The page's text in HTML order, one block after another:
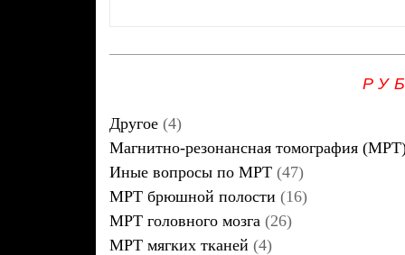
Другое (4)
Магнитно-резонансная томография
Иные вопросы по МРТ (47)
МРТ брюшной полости (16)
МРТ головного мозга (26)
МРТ мягких тканей (4)